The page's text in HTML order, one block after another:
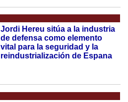
Jordi Hereu sitúa a la industria
de defensa como elemento
vital para la seguridad y la
reindustrialización de Espana